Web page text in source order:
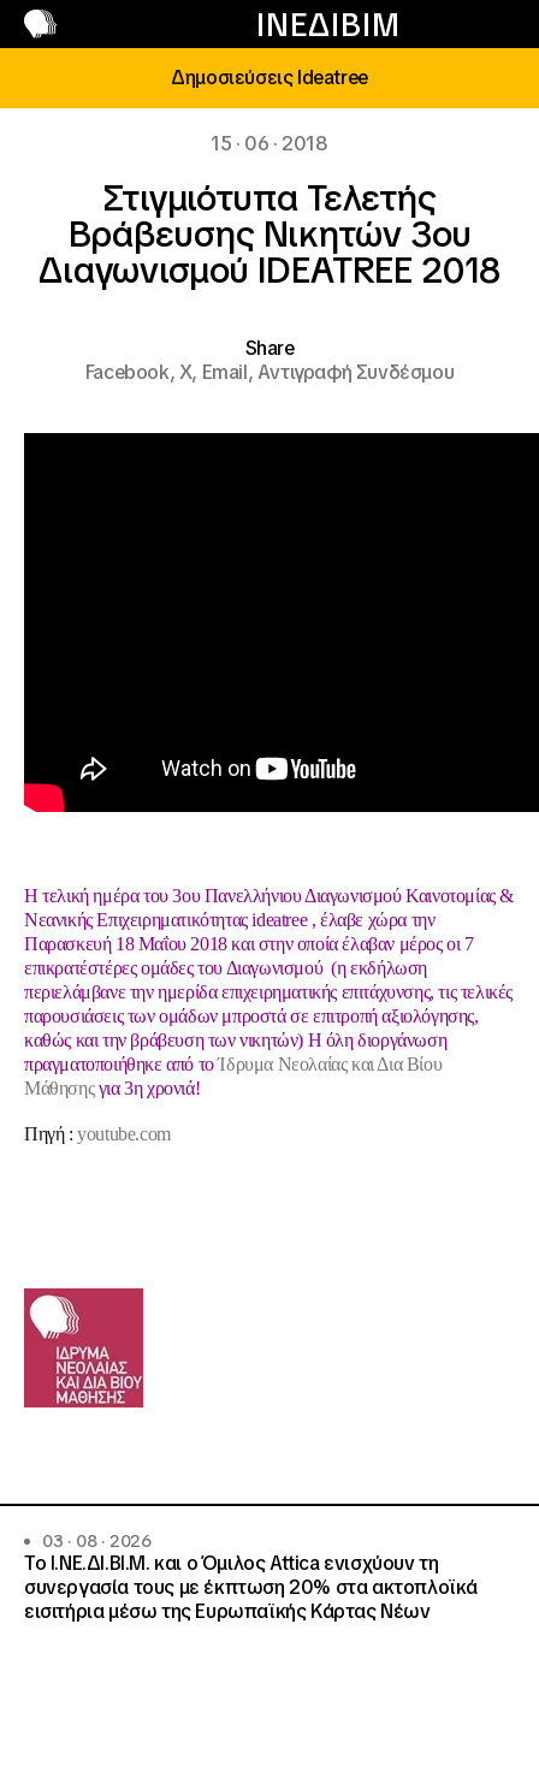
ΙΝΕΔΙΒΙΜ
Επικοινωνία
Δημοσιεύσεις Ideatree
15 · 06 · 2018
Στιγμιότυπα Τελετής
Βράβευσης Νικητών 3ου
Διαγωνισμού IDEATREE 2018
Share
Facebook,X, Email,Αντιγραφή Συνδέσμου
Η τελική ημέρα του3ου Πανελλήνιου Διαγωνισμού Καινοτομίας &
Νεανικής Επιχειρηματικότητας ideatree , έλαβε χώρα την
Παρασκευή 18 Μαΐου 2018 και στην οποία έλαβαν μέρος οι 7
επικρατέστέρες ομάδες του Διαγωνισμού(η εκδήλωση
περιελάμβανε την ημερίδα επιχειρηματικής επιτάχυνσης, τις τελικές
παρουσιάσεις των ομάδων μπροστά σε επιτροπή αξιολόγησης,
καθώς και την βράβευση των νικητών) Η όλη διοργάνωση
πραγματοποιήθηκε από τοΊδρυμα Νεολαίας και Δια Βίου
Μάθησηςγια 3η χρονιά!
Πηγή : youtube.com
03 · 08 · 2026
Το Ι.ΝΕ.ΔΙ.ΒΙ.Μ. και o Όμιλος Attica ενισχύουν τη
συνεργασία τους με έκπτωση 20% στα ακτοπλοϊκά
εισιτήρια μέσω της Ευρωπαϊκής Κάρτας Νέων